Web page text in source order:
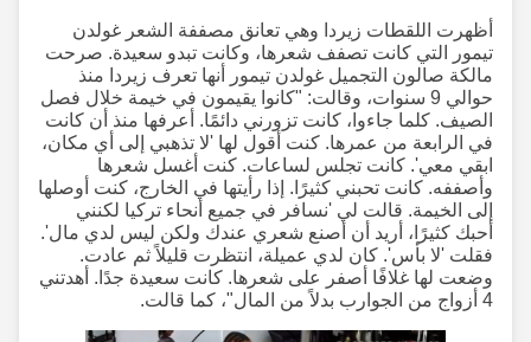
أظهرت اللقطات زيردا وهي تعانق مصففة الشعر غولدن
تيمور التي كانت تصفف شعرها، وكانت تبدو سعيدة. صرحت
مالكة صالون التجميل غولدن تيمور أنها تعرف زيردا منذ
حوالي 9 سنوات، وقالت: "كانوا يقيمون في خيمة خلال فصل
الصيف. كلما جاءوا، كانت تزورني دائمًا. أعرفها منذ أن كانت
في الرابعة من عمرها. كنت أقول لها 'لا تذهبي إلى أي مكان،
ابقي معي'. كانت تجلس لساعات. كنت أغسل شعرها
وأصففه. كانت تحبني كثيرًا. إذا رأيتها في الخارج، كنت أوصلها
إلى الخيمة. قالت لي 'نسافر في جميع أنحاء تركيا لكنني
أحبك كثيرًا، أريد أن أصنع شعري عندك ولكن ليس لدي مال'.
فقلت 'لا بأس'. كان لدي عميلة، انتظرت قليلاً ثم عادت.
وضعت لها غلافًا أصفر على شعرها. كانت سعيدة جدًا. أهدتني